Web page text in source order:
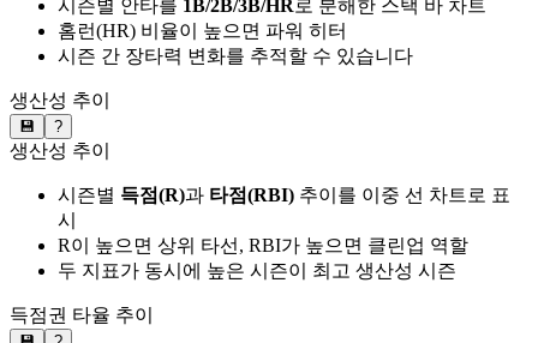
시즌별 안타를 1B/2B/3B/HR로 분해한 스택 바 차트
홈런(HR) 비율이 높으면 파워 히터
시즌 간 장타력 변화를 추적할 수 있습니다
생산성 추이
💾 ?
생산성 추이
시즌별 득점(R)과 타점(RBI) 추이를 이중 선 차트로 표
시
R이 높으면 상위 타선, RBI가 높으면 클린업 역할
두 지표가 동시에 높은 시즌이 최고 생산성 시즌
득점권 타율 추이